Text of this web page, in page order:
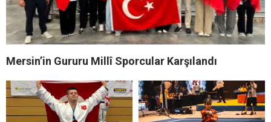
Mersin’in Gururu Millî Sporcular Karşılandı